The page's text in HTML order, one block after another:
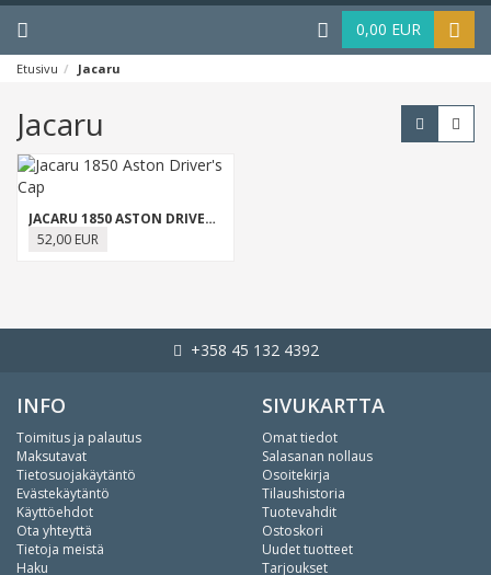
Menu Haku 0,00 EUR
Etusivu Jacaru
Jacaru
JACARU 1850 ASTON DRIVER'S CAP
52,00 EUR
+358 45 132 4392
INFO
Toimitus ja palautus
Maksutavat
Tietosuojakäytäntö
Evästekäytäntö
Käyttöehdot
Ota yhteyttä
Tietoja meistä
Haku
SIVUKARTTA
Omat tiedot
Salasanan nollaus
Osoitekirja
Tilaushistoria
Tuotevahdit
Ostoskori
Uudet tuotteet
Tarjoukset